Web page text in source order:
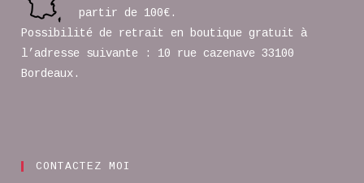
partir de 100€.
Possibilité de retrait en boutique gratuit à
l’adresse suivante : 10 rue cazenave 33100
Bordeaux.
CONTACTEZ MOI